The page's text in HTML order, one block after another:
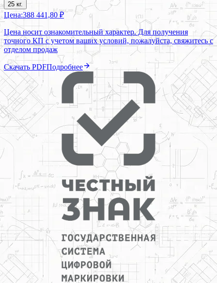
25 кг.
Цена:388 441,80 ₽
Цена носит ознакомительный характер. Для получения
точного КП с учетом ваших условий, пожалуйста, свяжитесь с
отделом продаж
Скачать PDFПодробнее